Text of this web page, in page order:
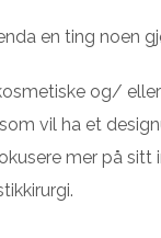
en ting noen
og/
vil ha et
mer på sitt